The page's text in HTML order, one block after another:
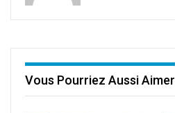
Vous Pourriez Aussi Aimer